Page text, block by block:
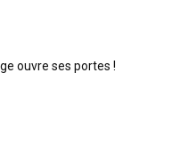
ouvre ses portes !